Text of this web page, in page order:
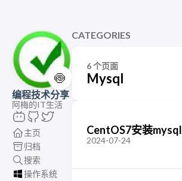
🍥
编程技术分享
阿梅的IT生活
主页
归档
搜索
操作系统
CATEGORIES
6 个页面
Mysql
CentOS7安装mysql
2024-07-24